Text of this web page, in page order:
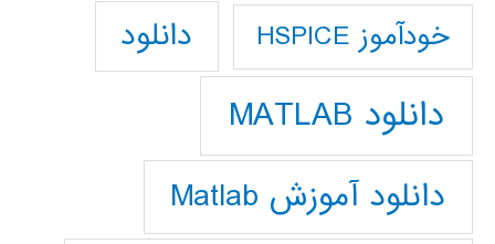
خودآموز HSPICE دانلود
دانلود MATLAB
دانلود آموزش Matlab